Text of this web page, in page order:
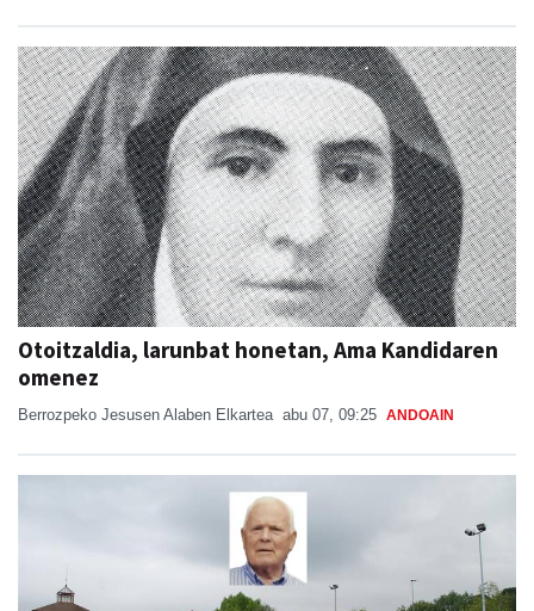
Otoitzaldia, larunbat honetan, Ama Kandidaren
omenez
Berrozpeko Jesusen Alaben Elkartea abu 07, 09:25 ANDOAIN